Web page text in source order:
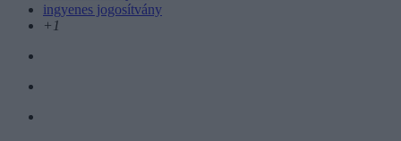
ingyenes jogosítvány
+1